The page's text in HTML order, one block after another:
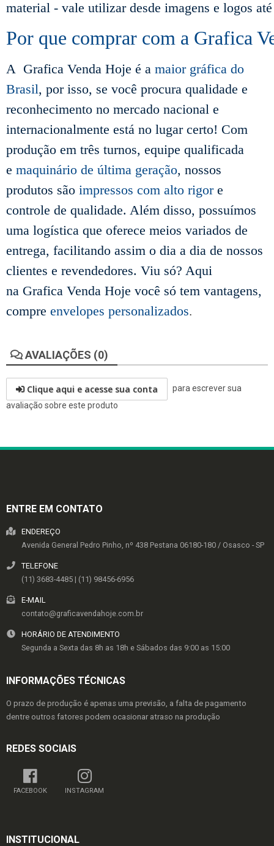
material - vale utilizar desde imagens e logos
Por que comprar com a Grafica
A Grafica Venda Hoje é a maior gráfica do
Brasil, por isso, se você procura qualidade e
reconhecimento no mercado nacional e
internacionalmente está no lugar certo! Com
produção em três turnos, equipe qualificada
e maquinário de última geração, nossos
produtos são impressos com alto rigor e
controle de qualidade. Além disso, possuímos
uma logística que oferece meios variados de
entrega, facilitando assim o dia a dia de nossos
clientes e revendedores. Viu só? Aqui
na Grafica Venda Hoje você só tem vantagens,
compre envelopes personalizados.
AVALIAÇÕES (0)
Clique aqui e acesse sua conta
para escrever sua
avaliação sobre este produto
ENTRE EM CONTATO
ENDEREÇO
Avenida General Pedro Pinho, nº 438 Pestana 06180-180 / Osasco - SP
TELEFONE
(11) 3683-4485 | (11) 98456-6956
E-MAIL
contato@graficavendahoje.com.br
HORÁRIO DE ATENDIMENTO
Segunda a Sexta das 8h as 18h e Sábados das 9:00 as 15:00
INFORMAÇÕES TÉCNICAS
O prazo de produção é apenas uma previsão, a falta de pagamento
dentre outros fatores podem ocasionar atraso na produção
REDES SOCIAIS
FACEBOOK INSTAGRAM
INSTITUCIONAL